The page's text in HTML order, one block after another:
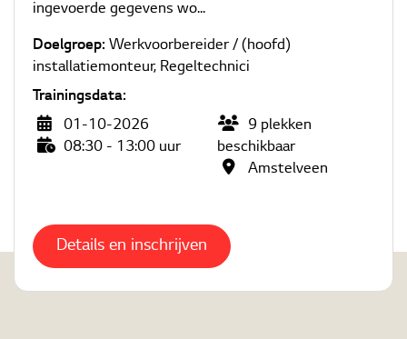
ingevoerde gegevens wo...
Doelgroep: Werkvoorbereider / (hoofd)
installatiemonteur, Regeltechnici
Trainingsdata:
01-10-2026
08:30 - 13:00 uur
9 plekken
beschikbaar
Amstelveen
Details en inschrijven
Home